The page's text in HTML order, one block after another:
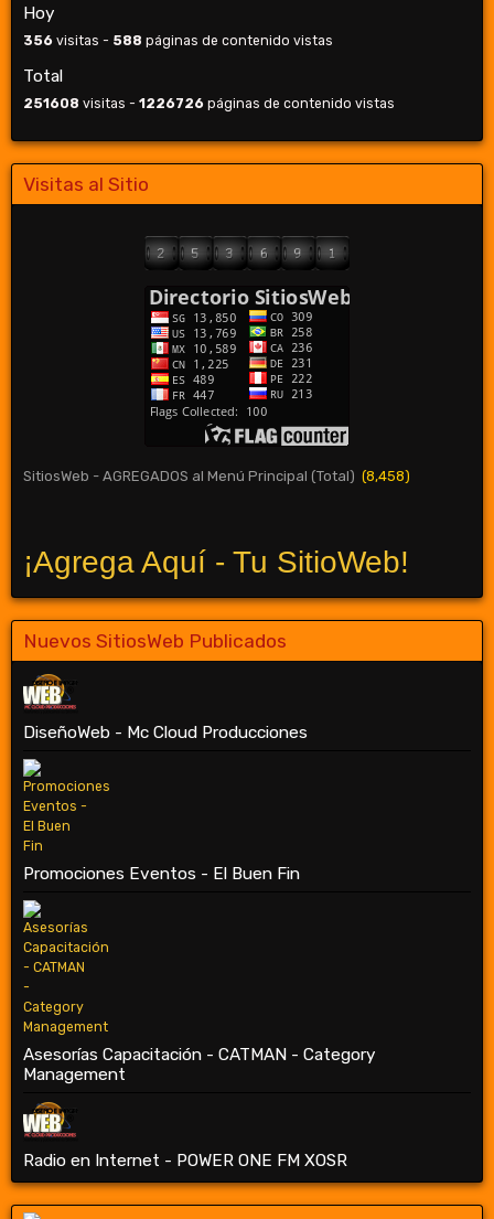
Hoy
356 visitas - 588 páginas de contenido vistas
Total
251608 visitas - 1226726 páginas de contenido vistas
Visitas al Sitio
SitiosWeb - AGREGADOS al Menú Principal (Total) (8,458)
¡Agrega Aquí - Tu SitioWeb!
Nuevos SitiosWeb Publicados
DiseñoWeb - Mc Cloud Producciones
Promociones Eventos - El Buen Fin
Asesorías Capacitación - CATMAN - Category
Management
Radio en Internet - POWER ONE FM XOSR